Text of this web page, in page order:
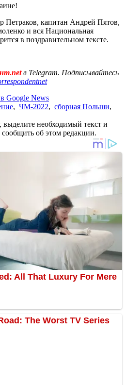
⠀
Петраков, капитан Андрей Пятов,
и вся Национальная
в поздравительном тексте.
в Telegram. Подписывайтесь
Google News
, ЧМ-2022, сборная Польши,
необходимый текст и
об этом редакции.